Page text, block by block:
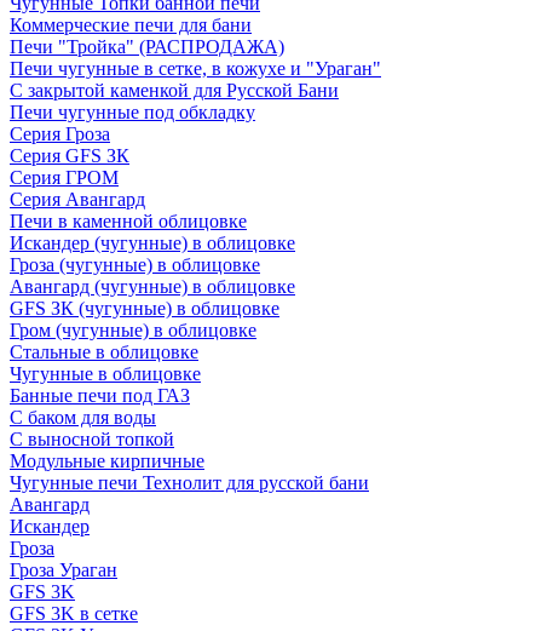
Коммерческие печи для бани
Печи "Тройка" (РАСПРОДАЖА)
Печи чугунные в сетке, в кожухе и "Ураган"
С закрытой каменкой для Русской Бани
Печи чугунные под обкладку
Серия Гроза
Серия GFS ЗК
Серия ГРОМ
Серия Авангард
Печи в каменной облицовке
Искандер (чугунные) в облицовке
Гроза (чугунные) в облицовке
Авангард (чугунные) в облицовке
GFS ЗК (чугунные) в облицовке
Гром (чугунные) в облицовке
Стальные в облицовке
Чугунные в облицовке
Банные печи под ГАЗ
С баком для воды
С выносной топкой
Модульные кирпичные
Чугунные печи Технолит для русской бани
Авангард
Искандер
Гроза
Гроза Ураган
GFS 3K
GFS 3K в сетке